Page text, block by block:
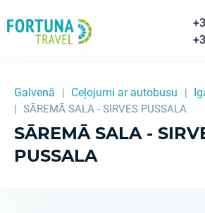
Galvenā Ceļojumi ar autobusu
SĀREMĀ SALA - SIRVES PUSSALA
SĀREMĀ SALA -
PUSSALA